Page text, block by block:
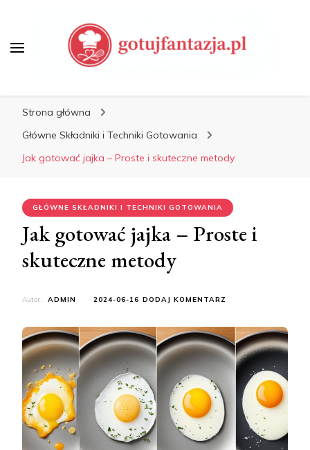
Gotować
Porady Kulinarne, Jak
Gotować
Strona główna
Główne Składniki i Techniki Gotowania
Jak gotować jajka – Proste i skuteczne metody
GŁÓWNE SKŁADNIKI I TECHNIKI GOTOWANIA
Jak gotować jajka – Proste i
skuteczne metody
Autor: ADMIN 2024-06-16 DODAJ KOMENTARZ
JAJKA
–
PROSTE
SKUTECZNE
METODY